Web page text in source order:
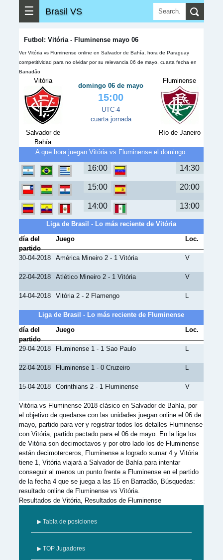
☰ Brasil VS
Futbol: Vitória - Fluminense mayo 06
Ver Vitória vs Fluminense online en Salvador de Bahía, hora de Paraguay
competitividad para no olvidar por su relevancia 06 de mayo, cuarta fecha en
Barradão
Vitória
Salvador de
Bahía
domingo 06 de mayo
15:00
UTC-4
cuarta jornada
Fluminense
Río de Janeiro
A que hora juegan Vitória vs Fluminense el domingo.
16:00 14:30
15:00 20:00
14:00 13:00
Liga de Brasil - Lo más reciente de Vitória
día del
partido
Juego Loc.
30-04-2018 América Mineiro 2 - 1 Vitória V
22-04-2018 Atlético Mineiro 2 - 1 Vitória V
14-04-2018 Vitória 2 - 2 Flamengo L
Liga de Brasil - Lo más reciente de Fluminense
día del
partido
Juego Loc.
29-04-2018 Fluminense 1 - 1 Sao Paulo L
22-04-2018 Fluminense 1 - 0 Cruzeiro L
15-04-2018 Corinthians 2 - 1 Fluminense V
Vitória vs Fluminense 2018 clásico en Salvador de Bahía, por
el objetivo de quedarse con las unidades juegan online el 06 de
mayo, partido para ver y registrar todos los detalles Fluminense
con Vitória, partido pactado para el 06 de mayo. En la liga los
de Vitória son decimoctavos y por otro lado los de Fluminense
están decimoterceros, Fluminense a logrado sumar 4 y Vitória
tiene 1, Vitória viajará a Salvador de Bahía para intentar
conseguir al menos un punto frente a Fluminense en el partido
de la fecha 4 que se juega a las 15 en Barradão, Búsquedas:
resultado online de Fluminense vs Vitória.
Resultados de Vitória, Resultados de Fluminense
▶ Tabla de posiciones
▶ TOP Jugadores